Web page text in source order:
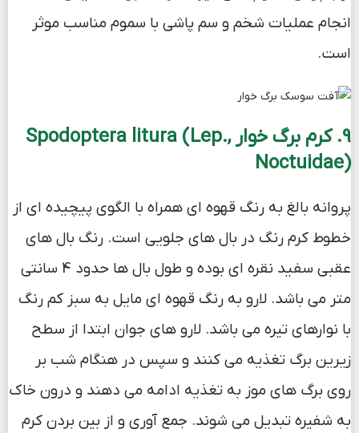
انجام عملیات شخم و سم پاشی با سموم مناسب موثر
است.
9. کرم برگ خوار Spodoptera litura (Lep.,
Noctuidae)
پروانه بالغ به رنگ قهوه ای همراه با الگوی پیچیده ای از
خطوط کرم رنگ در بال های جلویی است. رنگ بال های
عقبی سفید نقره ای بوده و طول بال ها حدود 4 سانتی
متر می باشد. لارو به رنگ قهوه ای مایل به سبز کم رنگ
با نوارهای تیره می باشد. لارو های جوان ابتدا از سطح
زیرین برگ تغذیه می کنند و سپس در هنگام شب بر
روی برگ های موز به تغذیه ادامه می دهند و درون خاک
به شفیره تبدیل می شوند. جمع آوری و از بین بردن کرم